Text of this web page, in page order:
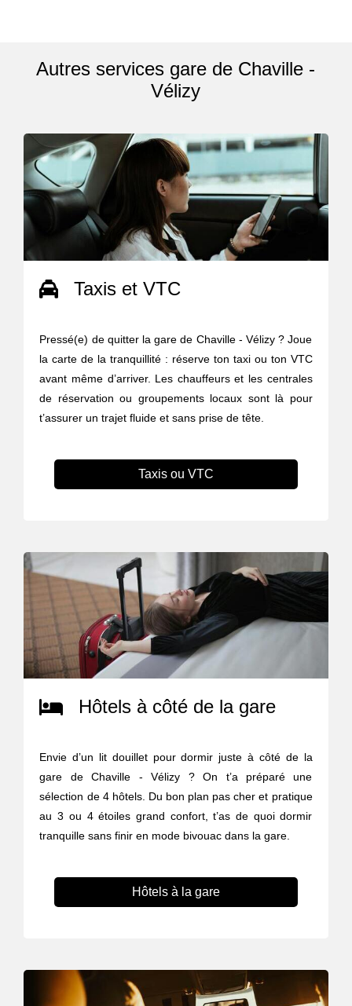
Autres services gare de Chaville -
Vélizy
Taxis et VTC
Pressé(e) de quitter la gare de Chaville - Vélizy ? Joue
la carte de la tranquillité : réserve ton taxi ou ton VTC
avant même d’arriver. Les chauffeurs et les centrales
de réservation ou groupements locaux sont là pour
t’assurer un trajet fluide et sans prise de tête.
Taxis ou VTC
Hôtels à côté de la gare
Envie d’un lit douillet pour dormir juste à côté de la
gare de Chaville - Vélizy ? On t’a préparé une
sélection de 4 hôtels. Du bon plan pas cher et pratique
au 3 ou 4 étoiles grand confort, t’as de quoi dormir
tranquille sans finir en mode bivouac dans la gare.
Hôtels à la gare